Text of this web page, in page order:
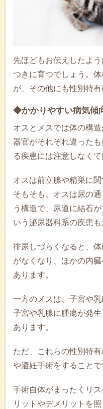
先ほどもお伝えしたよ
つきに育つでしょう。
が、その他にも性別特有
◆かかりやすい病気傾
オスとメスでは体の構
器官がそれぞれ違った
る疾患には注意しなくて
オスは前立腺や精巣に
そもそも、オスは尿の
う構造で、尿道に結石
いう泌尿器科系の疾患も
排尿しづらくなると、
がなくなり、ほかの内
あります。
一方のメスは、子宮や乳
子宮や乳腺に腫瘍が発
あります。
ただ、これらの性別特
や避妊手術をすることで
手術自体がまったくリ
リットやデメリットを